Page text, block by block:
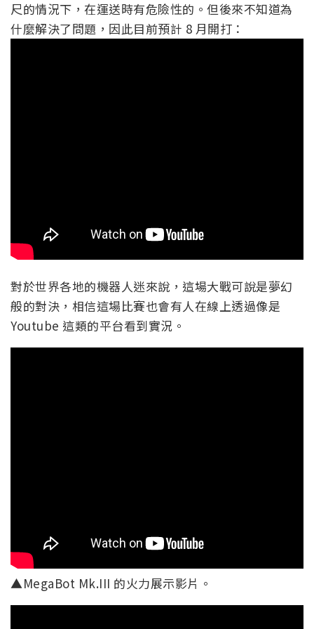
尺的情況下，在運送時有危險性的。但後來不知道為
什麼解決了問題，因此目前預計 8 月開打：
對於世界各地的機器人迷來說，這場大戰可說是夢幻
般的對決，相信這場比賽也會有人在線上透過像是
Youtube 這類的平台看到實況。
▲MegaBot Mk.III 的火力展示影片。